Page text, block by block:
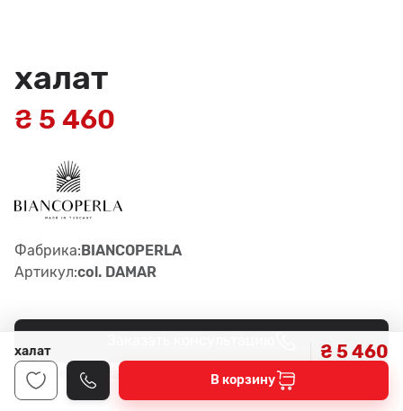
халат
₴ 5 460
Фабрика:BIANCOPERLA
Артикул:col. DAMAR
Наличие в салонах -
халат ₴ 5 460
В корзину